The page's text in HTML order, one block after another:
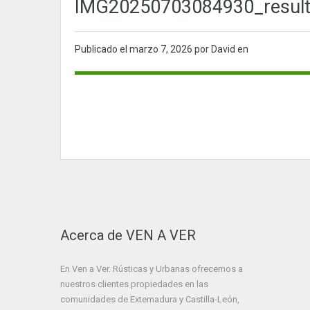
IMG20250703084930_result
Publicado el marzo 7, 2026 por David en
Acerca de VEN A VER
En Ven a Ver. Rústicas y Urbanas ofrecemos a
nuestros clientes propiedades en las
comunidades de Extemadura y Castilla-León,